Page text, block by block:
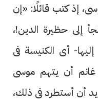
إذ كتب قائلًا: «إن
إلى حظيرة الدين!،
أى الكنيسة فى
غانم أن يتهم موسى
أن أستطرد فى ذلك،